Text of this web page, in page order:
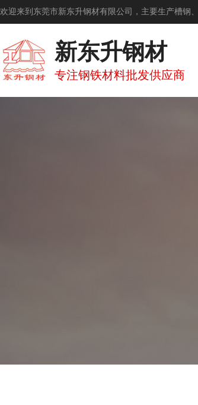
欢迎来到东莞市新东升钢材有限公司，主要生产槽钢
新东升钢材
专注钢铁材料批发供应商